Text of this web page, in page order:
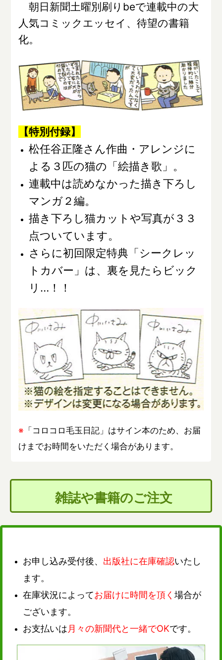
朝日新聞土曜別刷りbeで連載中の大
人気コミックエッセイ、待望の書籍
化。
【特別付録】
松任谷正隆さん作曲・アレンジに
よる３匹の猫の「絵描き歌」。
連載中は読めなかった描き下ろし
マンガ２編。
描き下ろし猫カットや写真が３３
点ついています。
さらに初回限定特典「シークレッ
トカバー」は、裏を見たらビック
リ…！！
※ 「コロコロ毛玉日記」はサイン本のため、お届
けまでお時間をいただく場合があります。
雑誌や書籍のご注文
お申し込み受付後、 出版社に在庫確認いたし
ます。
在庫状況によってお届けに時間を頂く 場合が
ございます。
お支払いは月々の新聞代と一緒でOKです。